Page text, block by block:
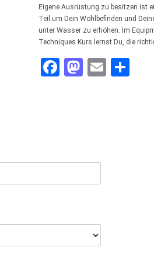
Eigene Ausrüstung zu besitzen ist
Teil um Dein Wohlbefinden und
unter Wasser zu erhöhen. Im
Techniques Kurs lernst Du, die
Facebook
Mastodon
Email